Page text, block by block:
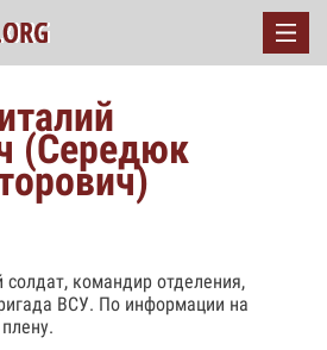
(Середюк
командир отделения,
ВСУ. По информации на